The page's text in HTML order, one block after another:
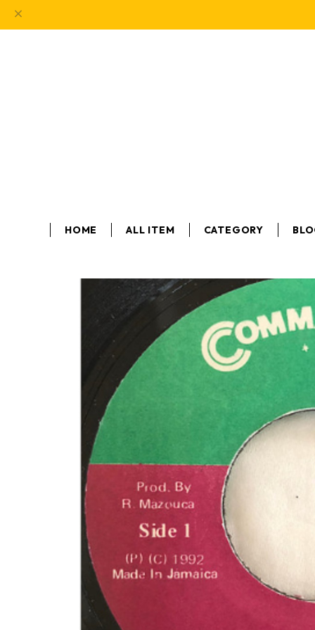
HOME ALL ITEM CATEGORY